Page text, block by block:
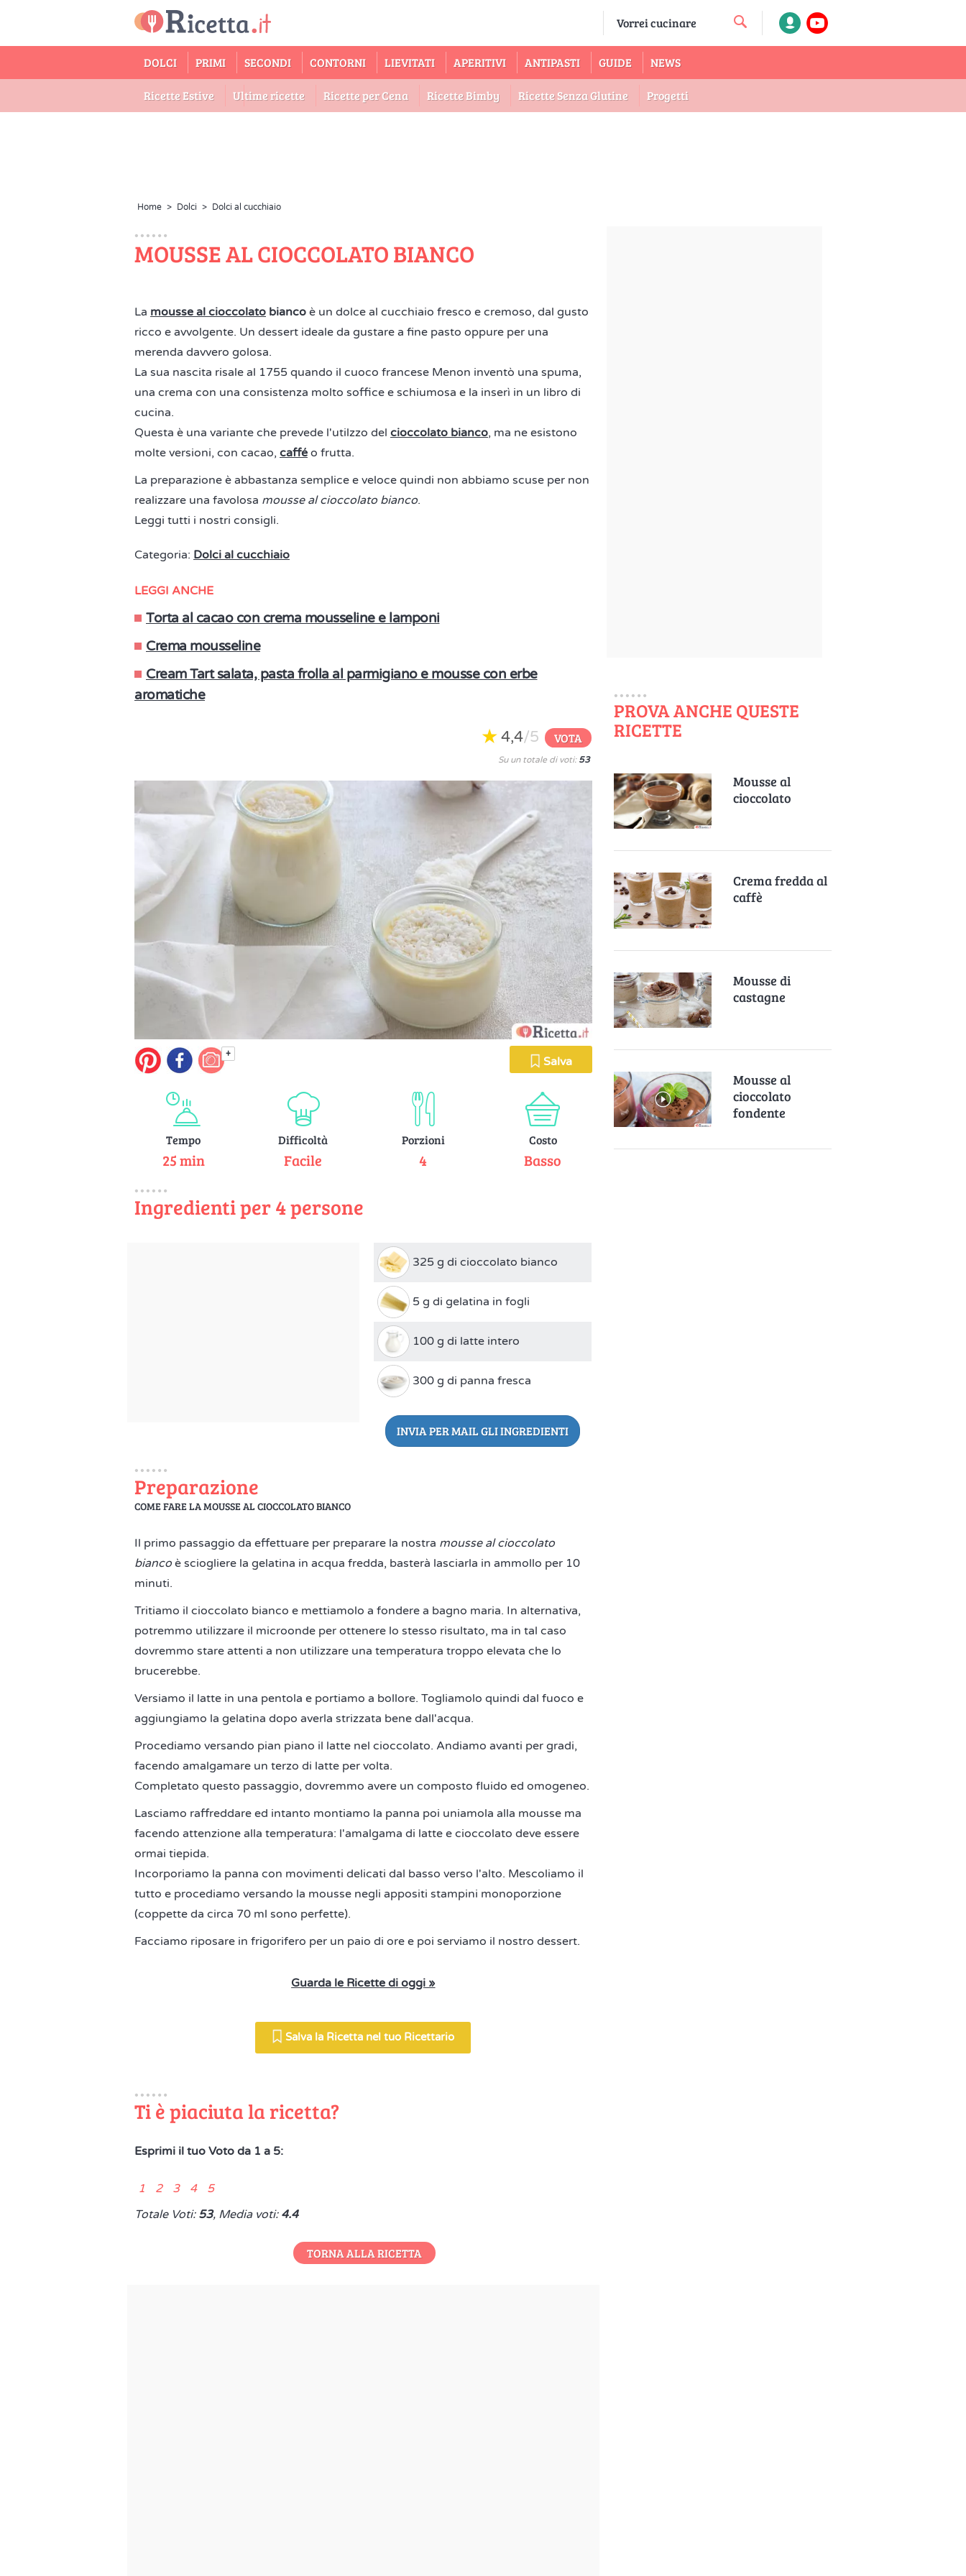
DOLCI PRIMI SECONDI CONTORNI LIEVITATI APERITIVI ANTIPASTI GUIDE NEWS
Ricette Estive Ultime ricette Ricette per Cena Ricette Bimby Ricette Senza Glutine Progetti
Home > Dolci > Dolci al cucchiaio
MOUSSE AL CIOCCOLATO BIANCO
La mousse al cioccolato bianco è un dolce al cucchiaio fresco e cremoso, dal gusto
ricco e avvolgente. Un dessert ideale da gustare a fine pasto oppure per una
merenda davvero golosa.
La sua nascita risale al 1755 quando il cuoco francese Menon inventò una spuma,
una crema con una consistenza molto soffice e schiumosa e la inserì in un libro di
cucina.
Questa è una variante che prevede l'utilzzo del cioccolato bianco, ma ne esistono
molte versioni, con cacao, caffé o frutta.
La preparazione è abbastanza semplice e veloce quindi non abbiamo scuse per non
realizzare una favolosa mousse al cioccolato bianco.
Leggi tutti i nostri consigli.
Categoria: Dolci al cucchiaio
LEGGI ANCHE
Torta al cacao con crema mousseline e lamponi
Crema mousseline
Cream Tart salata, pasta frolla al parmigiano e mousse con erbe
aromatiche
4,4/5 VOTA
Su un totale di voti: 53
+
Salva
Tempo
25 min
Difficoltà
Facile
Porzioni
4
Costo
Basso
Ingredienti per 4 persone
325 g di cioccolato bianco
5 g di gelatina in fogli
100 g di latte intero
300 g di panna fresca
INVIA PER MAIL GLI INGREDIENTI
Preparazione
COME FARE LA MOUSSE AL CIOCCOLATO BIANCO
Il primo passaggio da effettuare per preparare la nostra mousse al cioccolato
bianco è sciogliere la gelatina in acqua fredda, basterà lasciarla in ammollo per 10
minuti.
Tritiamo il cioccolato bianco e mettiamolo a fondere a bagno maria. In alternativa,
potremmo utilizzare il microonde per ottenere lo stesso risultato, ma in tal caso
dovremmo stare attenti a non utilizzare una temperatura troppo elevata che lo
brucerebbe.
Versiamo il latte in una pentola e portiamo a bollore. Togliamolo quindi dal fuoco e
aggiungiamo la gelatina dopo averla strizzata bene dall'acqua.
Procediamo versando pian piano il latte nel cioccolato. Andiamo avanti per gradi,
facendo amalgamare un terzo di latte per volta.
Completato questo passaggio, dovremmo avere un composto fluido ed omogeneo.
Lasciamo raffreddare ed intanto montiamo la panna poi uniamola alla mousse ma
facendo attenzione alla temperatura: l'amalgama di latte e cioccolato deve essere
ormai tiepida.
Incorporiamo la panna con movimenti delicati dal basso verso l'alto. Mescoliamo il
tutto e procediamo versando la mousse negli appositi stampini monoporzione
(coppette da circa 70 ml sono perfette).
Facciamo riposare in frigorifero per un paio di ore e poi serviamo il nostro dessert.
Guarda le Ricette di oggi »
Salva la Ricetta nel tuo Ricettario
Ti è piaciuta la ricetta?
Esprimi il tuo Voto da 1 a 5:
1 2 3 4 5
Totale Voti: 53, Media voti: 4.4
TORNA ALLA RICETTA
PROVA ANCHE QUESTE
RICETTE
Mousse al
cioccolato
Crema fredda al
caffè
Mousse di
castagne
Mousse al
cioccolato
fondente